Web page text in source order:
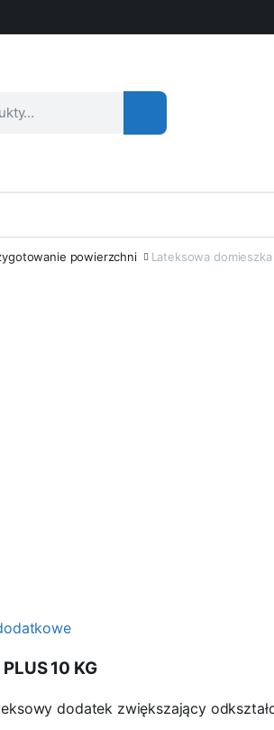
powierzchni Lateksowa domieszka
10 KG
dodatek zwiększający